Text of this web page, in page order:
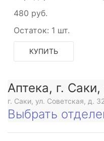
480 руб.
Остаток: 1 шт.
КУПИТЬ
Аптека, г.
г. Саки, ул. Советская, д.
Выбрать